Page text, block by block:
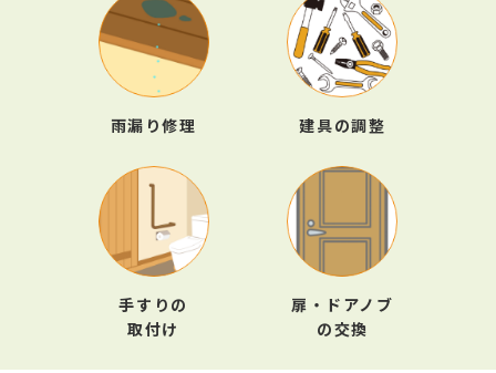
雨漏り修理 建具の調整
手すりの
取付け
扉・ドアノブ
の交換